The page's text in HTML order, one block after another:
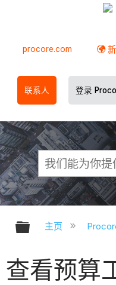
procore.com 新
联系人 登录
扩展/隐缩
主页
查看预算